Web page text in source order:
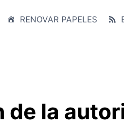
RENOVAR PAPELES
de la